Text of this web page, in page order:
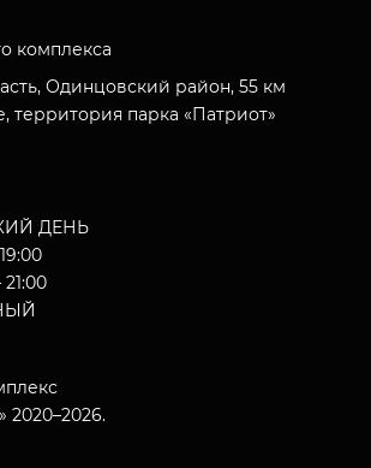
комплекса
Одинцовский район, 55 км
территория парка «Патриот»
ДЕНЬ
2020–2026.